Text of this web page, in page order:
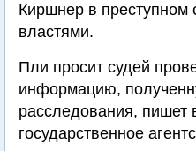
Киршнер в преступном
властями.
Пли просит судей
информацию,
расследования, пишет
государственное